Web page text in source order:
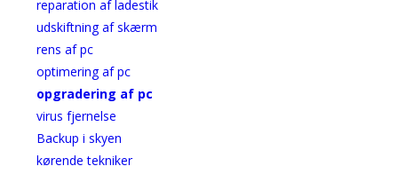
reparation af ladestik
udskiftning af skærm
rens af pc
optimering af pc
opgradering af pc
virus fjernelse
Backup i skyen
kørende tekniker